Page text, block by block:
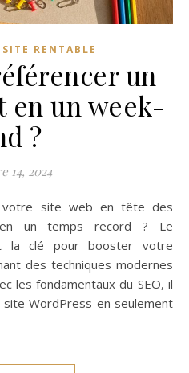
RENTABLE
un
un week-
?
14, 2024
un temps record ? Le
la clé pour booster votre
des techniques modernes
les fondamentaux du SEO, il
WordPress en seulement